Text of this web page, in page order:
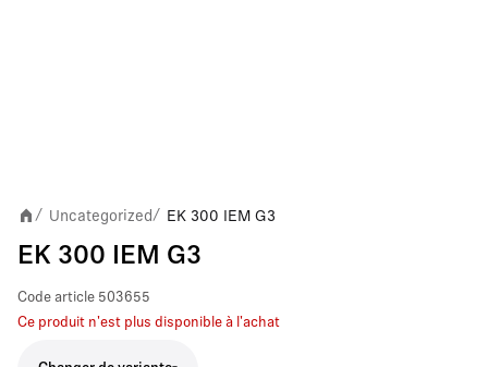
/ Uncategorized/ EK 300 IEM G3
EK 300 IEM G3
Code article 503655
Ce produit n'est plus disponible à l'achat